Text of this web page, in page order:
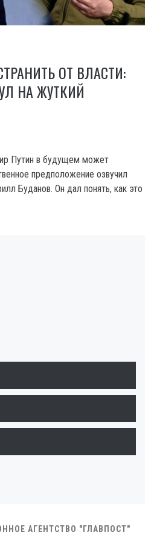
ОТ ВЛАСТИ:
НА ЖУТКИЙ
Путин в будущем может
предположение озвучил
Буданов. Он дал понять, как это
АГЕНТСТВО "ГЛАВПОСТ"